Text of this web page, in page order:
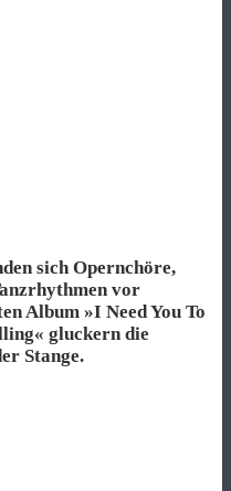
sich Opernchöre,
vor
Album »I Need You To
gluckern die
Stange.